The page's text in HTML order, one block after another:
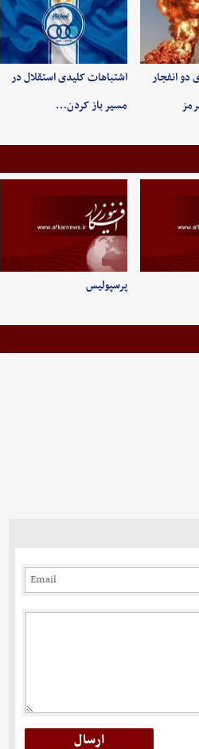
انفجار
اشتباهات کلیدی استقلال در
مسیر باز کردن…
پرسپولیس